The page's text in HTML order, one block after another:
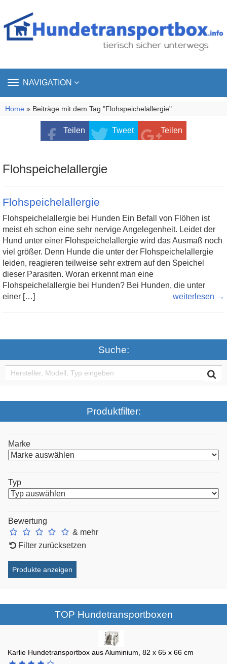
TOGGLE
NAVIGATION
Home » Beiträge mit dem Tag "Flohspeichelallergie"
Teilen Tweet Teilen
Flohspeichelallergie
Flohspeichelallergie
Flohspeichelallergie bei Hunden Ein Befall von Flöhen ist
meist eh schon eine sehr nervige Angelegenheit. Leidet der
Hund unter einer Flohspeichelallergie wird das Ausmaß noch
viel größer. Denn Hunde die unter der Flohspeichelallergie
leiden, reagieren teilweise sehr extrem auf den Speichel
dieser Parasiten. Woran erkennt man eine
Flohspeichelallergie bei Hunden? Bei Hunden, die unter
einer […]
weiterlesen →
Suche:
Produktfilter:
Marke
Typ
Bewertung
& mehr
Filter zurücksetzen
TOP Hundetransportboxen
Karlie Hundetransportbox aus Aluminium, 82 x 65 x 66 cm